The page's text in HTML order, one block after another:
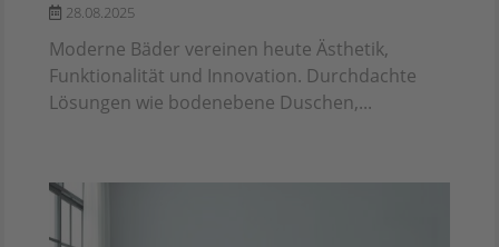
28.08.2025
Moderne Bäder vereinen heute Ästhetik,
Funktionalität und Innovation. Durchdachte
Lösungen wie bodenebene Duschen,...